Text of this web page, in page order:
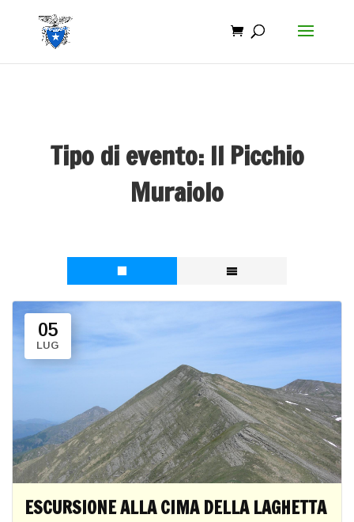
Tipo di evento: Il Picchio
Muraiolo
05
LUG
ESCURSIONE ALLA CIMA DELLA LAGHETTA